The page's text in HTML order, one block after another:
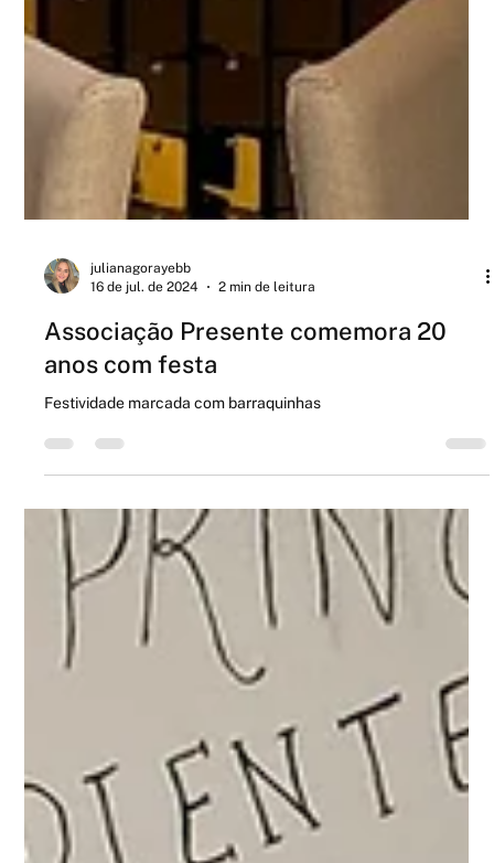
julianagorayebb
16 de jul. de 2024
2 min de leitura
Associação Presente comemora 20
anos com festa